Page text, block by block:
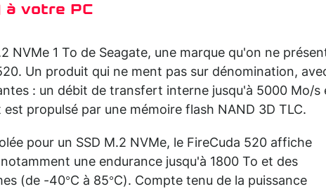
à votre PC
NVMe 1 To de Seagate, une marque qu'on ne
Un produit qui ne ment pas sur dénomination,
: un débit de transfert interne jusqu'à 5000 Mo/s
propulsé par une mémoire flash NAND 3D TLC.
pour un SSD M.2 NVMe, le FireCuda 520 affiche
une endurance jusqu'à 1800 To et des
(de -40°C à 85°C). Compte tenu de la puissance